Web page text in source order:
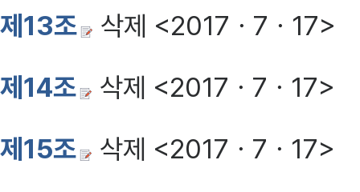
제13조
삭제 <2017ㆍ7ㆍ17>
제14조
삭제 <2017ㆍ7ㆍ17>
제15조
삭제 <2017ㆍ7ㆍ17>